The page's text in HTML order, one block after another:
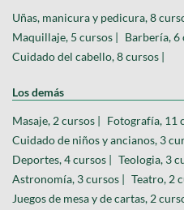
Uñas, manicura y pedicura, 8
Maquillaje, 5 cursos | Barbería, 6
Cuidado del cabello, 8 cursos |
Los demás
Masaje, 2 cursos | Fotografía, 11
Cuidado de niños y ancianos, 3
Deportes, 4 cursos | Teologia, 3
Astronomía, 3 cursos | Teatro, 2
Juegos de mesa y de cartas, 2